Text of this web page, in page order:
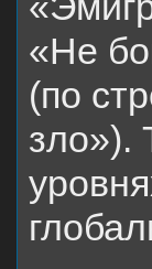
«Не
(по
зло»).